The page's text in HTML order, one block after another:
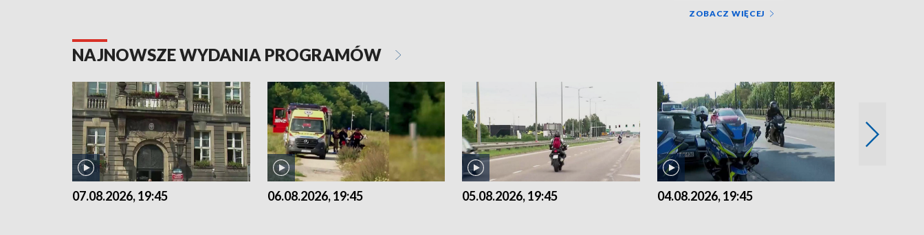
ZOBACZ WIĘCEJ
NAJNOWSZE WYDANIA PROGRAMÓW
07.08.2026, 19:45 06.08.2026, 19:45 05.08.2026, 19:45 04.08.2026, 19:45